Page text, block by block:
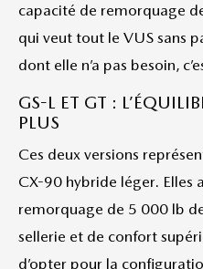
capacité de remorquage
qui veut tout le VUS sans
dont elle n’a pas besoin,
GS-L ET GT :
PLUS
Ces deux versions
CX-90 hybride léger. Elles
remorquage de 5 000 lb
sellerie et de confort
d’opter pour la